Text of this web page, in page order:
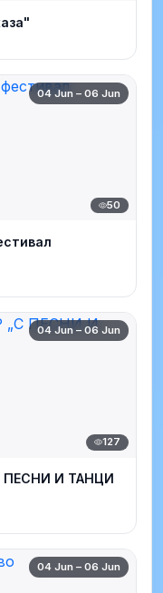
04 Jun – 06 Jun
50
04 Jun – 06 Jun
127
И ТАНЦИ
04 Jun – 06 Jun